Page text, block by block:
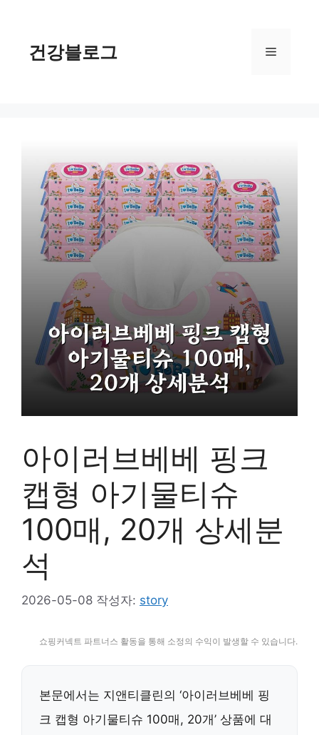
건강블로그 메
아이러브베베 핑크
캡형 아기물티슈
100매, 20개 상세분
석
2026-05-08 작성자: story
쇼핑커넥트 파트너스 활동을 통해 소정의 수익이 발생할 수 있습니다.
본문에서는 지앤티클린의 ‘아이러브베베 핑
크 캡형 아기물티슈 100매, 20개’ 상품에 대